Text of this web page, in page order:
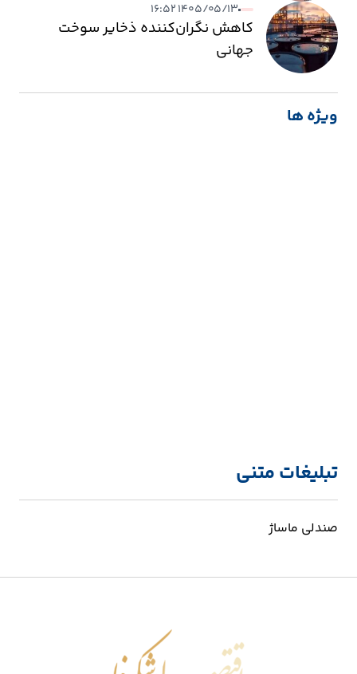
۱۴۰۵/۰۵/۱۳ ۱۶:۵۲
کاهش نگران‌کننده ذخایر سوخت
جهانی
ویژه ها
تبلیغات متنی
صندلی ماساژ
اقتصاد شکوفا